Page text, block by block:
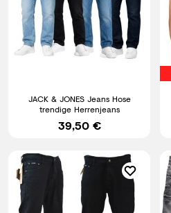
JACK & JONES Jeans Hose
trendige Herrenjeans
39,50 €